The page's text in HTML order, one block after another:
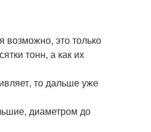
возможно, это только
тонн, а как их
то дальше уже
диаметром до